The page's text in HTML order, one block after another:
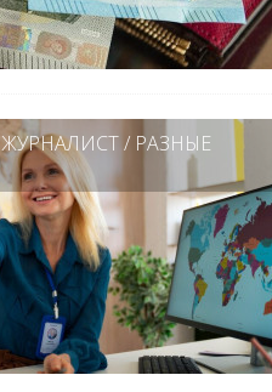
ЖУРНАЛИСТ/ РАЗНЫЕ